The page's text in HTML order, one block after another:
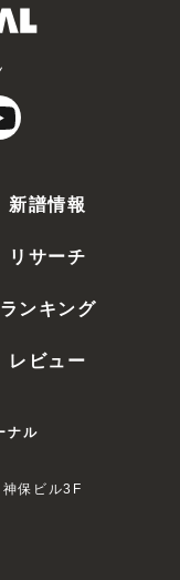
新譜情報
リサーチ
ランキング
レビュー
ナル
保ビル3F